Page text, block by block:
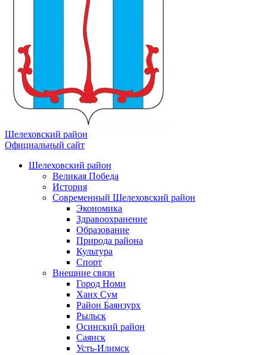
Шелеховский район
Официальный сайт
Шелеховский район
Великая Победа
История
Современный Шелеховский район
Экономика
Здравоохранение
Образование
Природа района
Культура
Спорт
Внешние связи
Город Номи
Ханх Сум
Район Баянзурх
Рыльск
Осинский район
Саянск
Усть-Илимск